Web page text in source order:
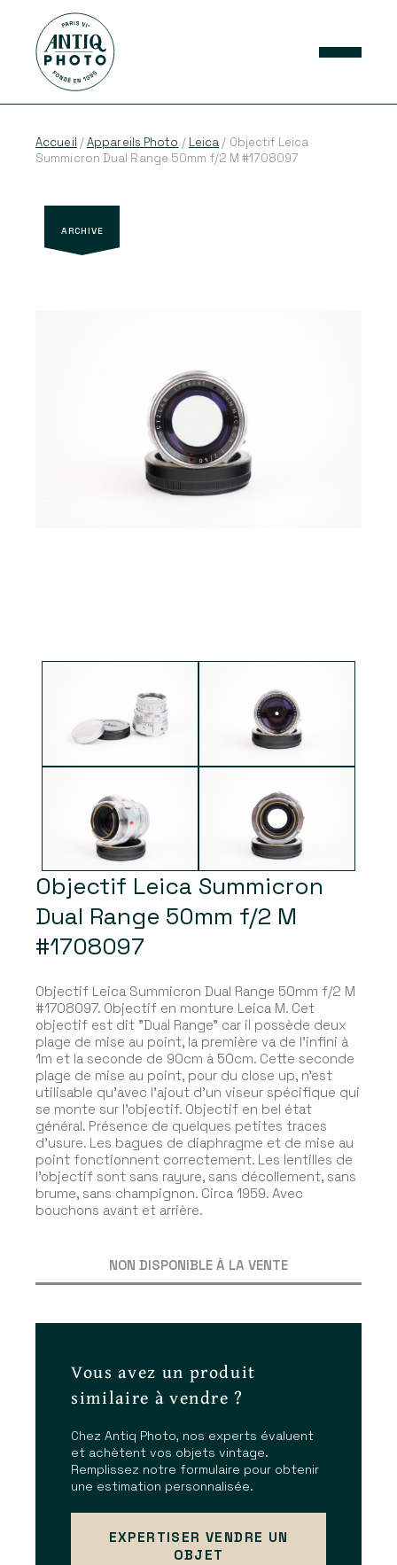
Accueil /Appareils Photo / Leica / Objectif Leica
Summicron Dual Range 50mm f/2 M #1708097
ARCHIVE
Objectif Leica Summicron
Dual Range 50mm f/2 M
#1708097
Objectif Leica Summicron Dual Range 50mm f/2 M
#1708097. Objectif en monture Leica M. Cet
objectif est dit "Dual Range" car il possède deux
plage de mise au point, la première va de l'infini à
1m et la seconde de 90cm à 50cm. Cette seconde
plage de mise au point, pour du close up, n'est
utilisable qu'avec l'ajout d'un viseur spécifique qui
se monte sur l'objectif. Objectif en bel état
général. Présence de quelques petites traces
d'usure. Les bagues de diaphragme et de mise au
point fonctionnent correctement. Les lentilles de
l'objectif sont sans rayure, sans décollement, sans
brume, sans champignon. Circa 1959. Avec
bouchons avant et arrière.
NON DISPONIBLE À LA VENTE
Vous avez un produit
similaire à vendre ?
Chez Antiq Photo, nos experts évaluent
et achètent vos objets vintage.
Remplissez notre formulaire pour obtenir
une estimation personnalisée.
EXPERTISER VENDRE UN
OBJET